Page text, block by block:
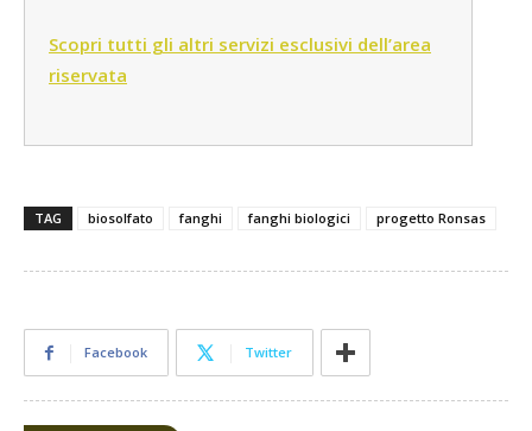
Scopri tutti gli altri servizi esclusivi dell’area
riservata
TAG biosolfato fanghi fanghi biologici progetto Ronsas
Facebook Twitter